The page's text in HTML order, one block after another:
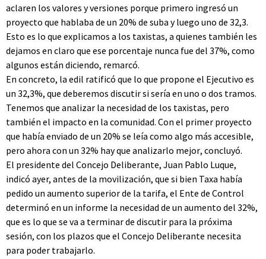
aclaren los valores y versiones porque primero ingresó un
proyecto que hablaba de un 20% de suba y luego uno de 32,3.
Esto es lo que explicamos a los taxistas, a quienes también les
dejamos en claro que ese porcentaje nunca fue del 37%, como
algunos están diciendo, remarcó.
En concreto, la edil ratificó que lo que propone el Ejecutivo es
un 32,3%, que deberemos discutir si sería en uno o dos tramos.
Tenemos que analizar la necesidad de los taxistas, pero
también el impacto en la comunidad. Con el primer proyecto
que había enviado de un 20% se leía como algo más accesible,
pero ahora con un 32% hay que analizarlo mejor, concluyó.
El presidente del Concejo Deliberante, Juan Pablo Luque,
indicó ayer, antes de la movilización, que si bien Taxa había
pedido un aumento superior de la tarifa, el Ente de Control
determinó en un informe la necesidad de un aumento del 32%,
que es lo que se va a terminar de discutir para la próxima
sesión, con los plazos que el Concejo Deliberante necesita
para poder trabajarlo.